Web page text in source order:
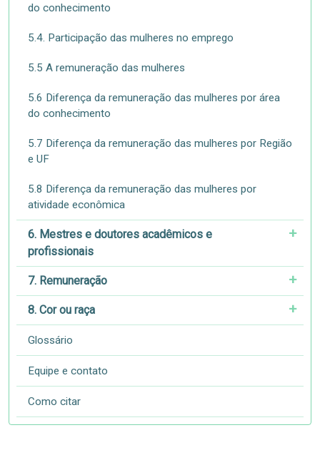
do conhecimento
5.4. Participação das mulheres no emprego
5.5 A remuneração das mulheres
5.6 Diferença da remuneração das mulheres por área
do conhecimento
5.7 Diferença da remuneração das mulheres por Região
e UF
5.8 Diferença da remuneração das mulheres por
atividade econômica
6. Mestres e doutores acadêmicos e
profissionais
7. Remuneração
8. Cor ou raça
Glossário
Equipe e contato
Como citar